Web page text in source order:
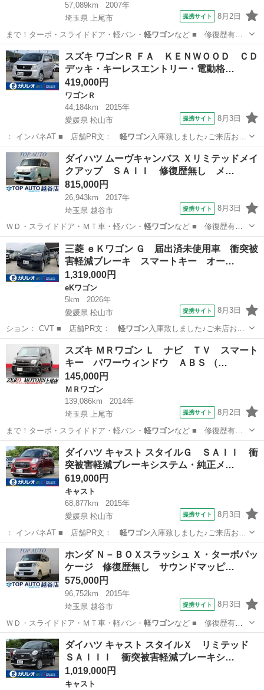
57,089km
2007年
埼玉県 上尾市
提携サイト 8月2日
まで！ターボ・スライドドア・軽バン・ 軽ワゴンなど ■ 修復歴有
無： あり ■ 年…
埼玉 上尾市 ムーヴ
スズキ ワゴンＲ ＦＡ ＫＥＮＷＯＯＤ ＣＤ
デッキ・キーレスエントリー・電動格…
419,000円
ワゴンＲ
44,184km
2015年
愛媛県 松山市
提携サイト 8月3日
： インパネAT ■ 店舗PR文： 軽ワゴン入庫致しました♪ご来店お待
ちしており…
愛媛 松山市 ワゴンＲ
ダイハツ ムーヴキャンバス Ｘリミテッドメイ
クアップ ＳＡＩＩ 修復歴無し メ…
815,000円
26,943km
2017年
埼玉県 越谷市
提携サイト 8月3日
ＷＤ・スライドドア・ＭＴ車・軽バン・ 軽ワゴンなど ■ 修復歴有
無： なし ■ 年…
埼玉 越谷市 ダイハツ
三菱 ｅＫワゴン Ｇ 届出済未使用車 衝突被
害軽減ブレーキ スマートキー オー…
1,319,000円
eKワゴン
5km
2026年
愛媛県 松山市
提携サイト 8月3日
ション： CVT ■ 店舗PR文： 軽ワゴン入庫致しました♪ご来店お待
ちしており…
愛媛 松山市 eKワゴン
スズキ ＭＲワゴン Ｌ ナビ ＴＶ スマート
キー パワーウィンドウ ＡＢＳ （…
145,000円
ＭＲワゴン
139,086km
2014年
埼玉県 上尾市
提携サイト 8月2日
まで！ターボ・スライドドア・軽バン・ 軽ワゴンなど ■ 修復歴有
無： あり ■ 年…
埼玉 上尾市 ＭＲワゴン
ダイハツ キャスト スタイルＧ ＳＡＩＩ 衝
突被害軽減ブレーキシステム・純正メ…
619,000円
キャスト
68,877km
2015年
愛媛県 松山市
提携サイト 8月3日
： インパネAT ■ 店舗PR文： 軽ワゴン入庫致しました♪ご来店お待
ちしており…
愛媛 松山市 キャスト
ホンダ Ｎ－ＢＯＸスラッシュ Ｘ・ターボパッ
ケージ 修復歴無し サウンドマッピ…
575,000円
96,752km
2015年
埼玉県 越谷市
提携サイト 8月3日
ＷＤ・スライドドア・ＭＴ車・軽バン・ 軽ワゴンなど ■ 修復歴有
無： なし ■ 年…
埼玉 越谷市 ホンダ
ダイハツ キャスト スタイルＸ リミテッド
ＳＡＩＩＩ 衝突被害軽減ブレーキシ…
1,019,000円
キャスト